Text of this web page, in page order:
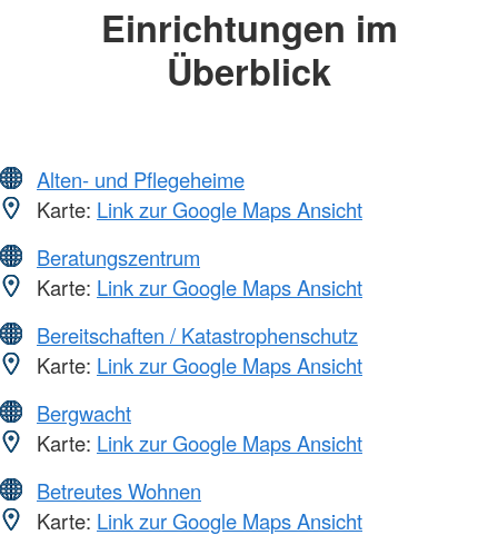
Einrichtungen im
Überblick
Alten- und Pflegeheime
Karte: Link zur Google Maps Ansicht
Beratungszentrum
Karte: Link zur Google Maps Ansicht
Bereitschaften / Katastrophenschutz
Karte: Link zur Google Maps Ansicht
Bergwacht
Karte: Link zur Google Maps Ansicht
Betreutes Wohnen
Karte: Link zur Google Maps Ansicht